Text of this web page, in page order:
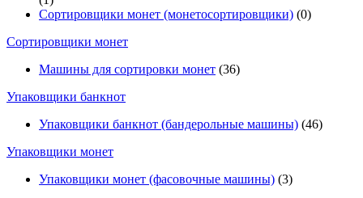
Сортировщики монет (монетосортировщики) (0)
Сортировщики монет
Машины для сортировки монет (36)
Упаковщики банкнот
Упаковщики банкнот (бандерольные машины) (46)
Упаковщики монет
Упаковщики монет (фасовочные машины) (3)